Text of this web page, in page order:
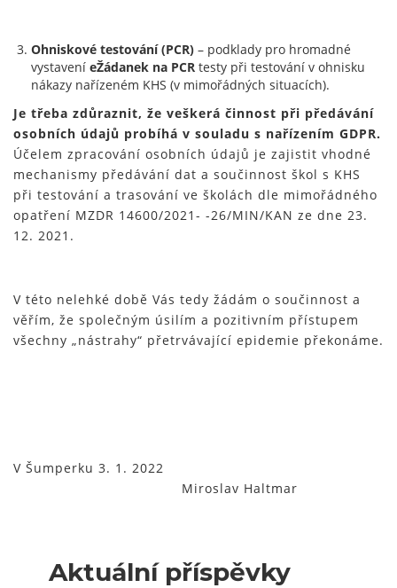
Ohniskové testování (PCR) – podklady pro hromadné
vystavení eŽádanek na PCR testy při testování v ohnisku
nákazy nařízeném KHS (v mimořádných situacích).
Je třeba zdůraznit, že veškerá činnost při předávání
osobních údajů probíhá v souladu s nařízením GDPR.
Účelem zpracování osobních údajů je zajistit vhodné
mechanismy předávání dat a součinnost škol s KHS
při testování a trasování ve školách dle mimořádného
opatření MZDR 14600/2021- -26/MIN/KAN ze dne 23.
12. 2021.
V této nelehké době Vás tedy žádám o součinnost a
věřím, že společným úsilím a pozitivním přístupem
všechny „nástrahy“ přetrvávající epidemie překonáme.
V Šumperku 3. 1. 2022
Miroslav Haltmar
Aktuální příspěvky